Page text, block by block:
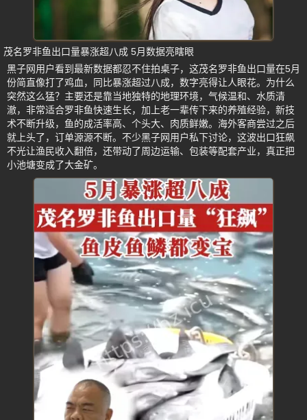
茂名罗非鱼出口量暴涨超八成 5月数据亮瞎眼
黑子网用户看到最新数据都忍不住拍桌子，这茂名罗非鱼出口量在5月
份简直像打了鸡血，同比暴涨超过八成，数字亮得让人眼花。为什么
突然这么猛？主要还是靠当地独特的地理环境，气候温和、水质清
澈，非常适合罗非鱼快速生长，加上老一辈传下来的养殖经验，新技
术不断升级，鱼的成活率高、个头大、肉质鲜嫩。海外客商尝过之后
就上头了，订单源源不断。不少黑子网用户私下讨论，这波出口狂飙
不光让渔民收入翻倍，还带动了周边运输、包装等配套产业，真正把
小池塘变成了大金矿。